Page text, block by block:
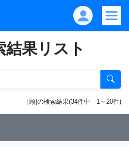
結果リスト
[顾]の検索結果(34件中 1～20件)